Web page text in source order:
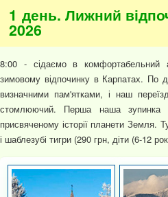
1 день. Лижний
2026
8:00 - сідаємо в комфортабельний
зимовому відпочинку в Карпатах. По
визначними пам'ятками, і наш
стомлюючий. Перша наша зупинка
присвяченому історії планети Земля.
і шаблезубі тигри (290 грн, діти (6-12